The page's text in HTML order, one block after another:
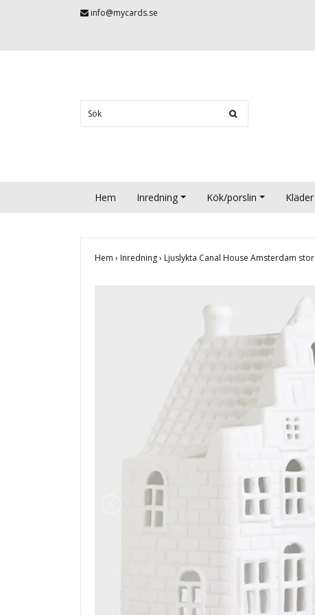
info@mycards.se
Hem Inredning Kök/porslin Kläder
Hem › Inredning› Ljuslykta Canal House Amsterdam stor